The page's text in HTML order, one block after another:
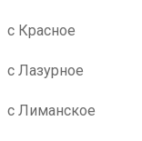
с Красное
с Лазурное
с Лиманское